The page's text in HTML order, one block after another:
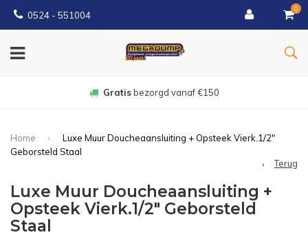
0524 - 551004
0
Gratisbezorgd vanaf €150
Home
Luxe Muur Doucheaansluiting + Opsteek Vierk.1/2"
Geborsteld Staal
Terug
Luxe Muur Doucheaansluiting +
Opsteek Vierk.1/2" Geborsteld
Staal